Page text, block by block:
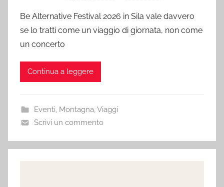
Be Alternative Festival 2026 in Sila vale davvero
se lo tratti come un viaggio di giornata, non come
un concerto
Continua a leggere
Eventi, Montagna,Viaggi
Scrivi un commento